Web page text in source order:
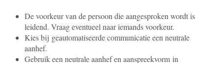
De voorkeur van de persoon die aangesproken wordt is
leidend. Vraag eventueel naar iemands voorkeur.
Kies bij geautomatiseerde communicatie een neutrale
aanhef.
Gebruik een neutrale aanhef en aanspreekvorm in